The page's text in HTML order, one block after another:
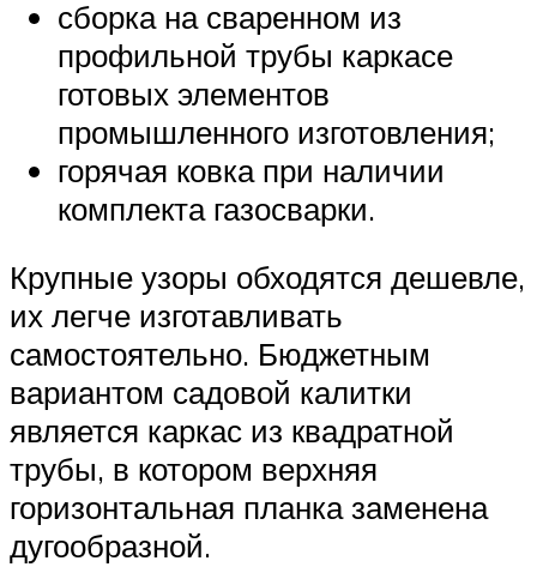
сборка на сваренном из
профильной трубы каркасе
готовых элементов
промышленного изготовления;
горячая ковка при наличии
комплекта газосварки.
Крупные узоры обходятся дешевле,
их легче изготавливать
самостоятельно. Бюджетным
вариантом садовой калитки
является каркас из квадратной
трубы, в котором верхняя
горизонтальная планка заменена
дугообразной.